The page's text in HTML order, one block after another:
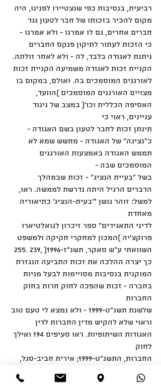
רביעית, בנסיבות כפי שנצטיירו לפנינו, היה
מקום להכיר בזכותו של חבר לטעון נגד
חברים אחרים, גם לו אמרנו - ולא אמרנו -
כי הזכות לעתור לתיקון פנקס החברים
ניתנת לאגודה בלבד, לה - ולא לאחר זולתה.
הקניית זכות לאגודה משמיעה הקניית זכות
לאורגנים המוסמכים בה. ואולם, במקום בו
מצויים האורגנים המוסמכים )הוועד,
האסיפה הכללית וכו'( במצב של ניגוד
עניינים, ראוי כי
תינתן זכות לחבר לטעון בשם האגודה -
כ"נציגה" של האגודה - מחשש שמא לא
תממש האגודה באמצעות האורגנים
המוסמכים שבה -
בשל "בעיית הנציג" - זכות שבמהלך
הדברים הרגיל היתה נדרשת לממשה. ראו,
למשל: זוהר גושן "'בעית-הנציג' כתיאוריה
מאחדת
לדיני התאגידים" ספר זיכרון לגואלטיארו
פרוקצ'יה )המכון למחקרי חקיקה ולמשפט
השוואתי ע"ש סאקר, תשנ"ז-1996( ,239 .255
כך יצרה ההלכה את זכות התביעה הנגזרת
המוקנית בנסיבות מסויימות לבעל מניות
בחברה - זכות שהפכה לחוק חרות בחוק
החברות
שלשנת תשנ"ט-1999 - ולא נמצא לי טעם טוב
וראוי שלא להקיש מדין החברות לדין
האגודות השיתופיות. ראו סעיפים 194 ואילך
לחוק
החברות, התשנ"ט-1999; אירית חביב-סגל,
)הוצאת אל-טק הפקות בע"מ, תשנ"ט-1999(